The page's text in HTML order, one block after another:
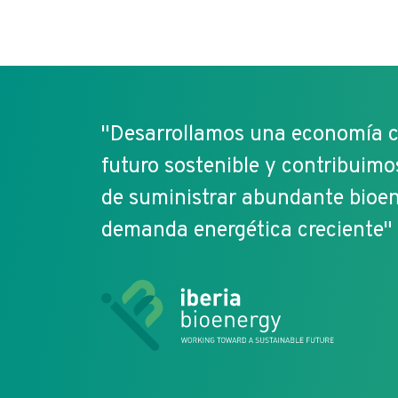
"Desarrollamos una economía
futuro sostenible y
de suministrar abundante
demanda energética creciente"